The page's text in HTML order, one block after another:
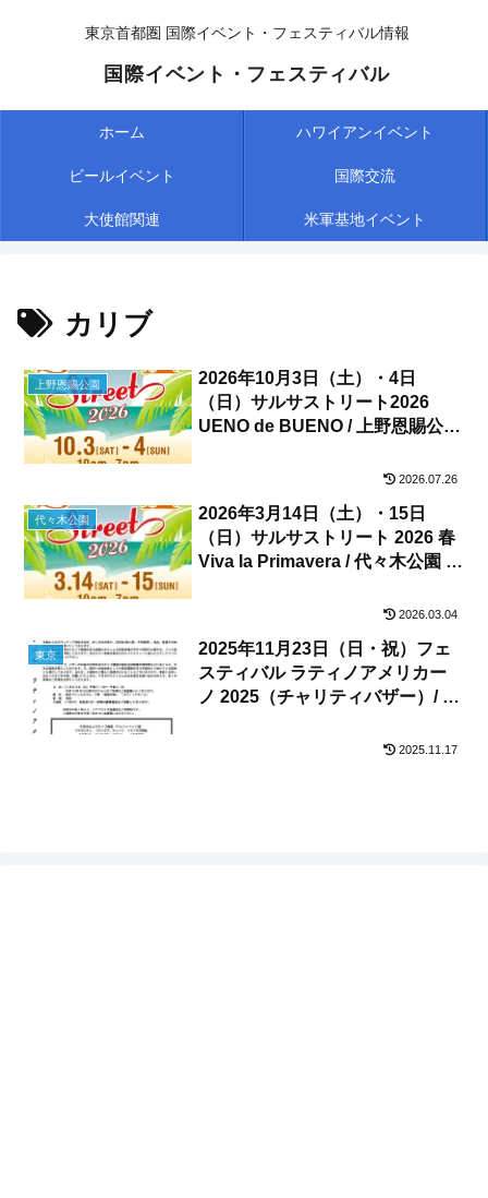
東京首都圏 国際イベント・フェスティバル情報
国際イベント・フェスティバル
ホーム ハワイアンイベント
ビールイベント 国際交流
大使館関連 米軍基地イベント
カリブ
上野恩賜公園
2026年10月3日（土）・4日
（日）サルサストリート2026
UENO de BUENO / 上野恩賜公園
2026.07.26
代々木公園
2026年3月14日（土）・15日
（日）サルサストリート 2026 春
Viva la Primavera / 代々木公園 ケ
2026.03.04
東京
2025年11月23日（日・祝）フェ
スティバル ラティノアメリカー
ノ 2025（チャリティバザー）/ 港
2025.11.17